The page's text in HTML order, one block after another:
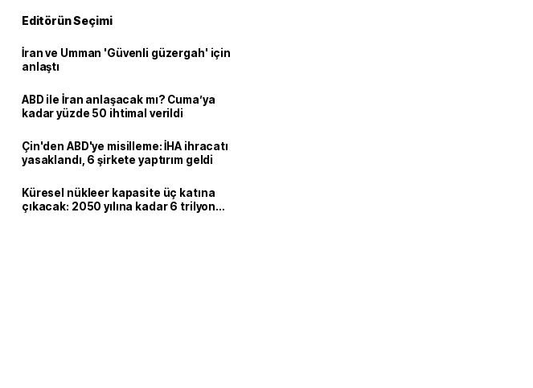
Editörün Seçimi
İran ve Umman 'Güvenli güzergah' için
anlaştı
ABD ile İran anlaşacak mı? Cuma’ya
kadar yüzde 50 ihtimal verildi
Çin'den ABD'ye misilleme: İHA ihracatı
yasaklandı, 6 şirkete yaptırım geldi
Küresel nükleer kapasite üç katına
çıkacak: 2050 yılına kadar 6 trilyon